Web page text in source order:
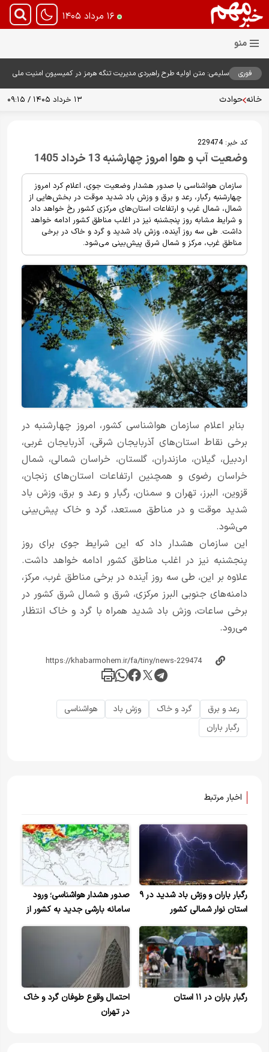
۱۶ مرداد ۱۴۰۵
فوری
سلیمی: متن اولیه طرح راهبردی مدیریت تنگه هرمز در کمیسیون امنیت ملی
خانه حوادث ۱۳ خرداد ۱۴۰۵ / ۰۹:۱۵
کد خبر:229474
وضعیت آب و هوا امروز چهارشنبه 13 خرداد 1405
سازمان هواشناسی با صدور هشدار وضعیت جوی، اعلام کرد امروز
چهارشنبه رگبار، رعد و برق و وزش باد شدید موقت در بخش‌هایی از
شمال، شمال غرب و ارتفاعات استان‌های مرکزی کشور رخ خواهد داد
و شرایط مشابه روز پنجشنبه نیز در اغلب مناطق کشور ادامه خواهد
داشت. طی سه روز آینده، وزش باد شدید و گرد و خاک در برخی
مناطق غرب، مرکز و شمال شرق پیش‌بینی می‌شود.
بنابر اعلام سازمان هواشناسی کشور، امروز چهارشنبه در
برخی نقاط استان‌های آذربایجان شرقی، آذربایجان غربی،
اردبیل، گیلان، مازندران، گلستان، خراسان شمالی، شمال
خراسان رضوی و همچنین ارتفاعات استان‌های زنجان،
قزوین، البرز، تهران و سمنان، رگبار و رعد و برق، وزش باد
شدید موقت و در مناطق مستعد، گرد و خاک پیش‌بینی
می‌شود.
این سازمان هشدار داد که این شرایط جوی برای روز
پنجشنبه نیز در اغلب مناطق کشور ادامه خواهد داشت.
علاوه بر این، طی سه روز آینده در برخی مناطق غرب، مرکز،
دامنه‌های جنوبی البرز مرکزی، شرق و شمال شرق کشور در
برخی ساعات، وزش باد شدید همراه با گرد و خاک انتظار
می‌رود.
رعد و برق گرد و خاک وزش باد
هواشناسی
رگبار باران
اخبار مرتبط
رگبار باران و وزش باد شدید در ۹
استان نوار شمالی کشور
صدور هشدار هواشناسی؛ ورود
سامانه بارشی جدید به کشور از
روز جمعه
رگبار باران در ۱۱ استان
احتمال وقوع طوفان گرد و خاک
در تهران